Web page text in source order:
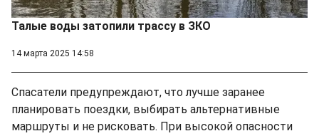
Талые воды затопили трассу в ЗКО
14 марта 2025 14:58
Спасатели предупреждают, что лучше заранее
планировать поездки, выбирать альтернативные
маршруты и не рисковать. При высокой опасности